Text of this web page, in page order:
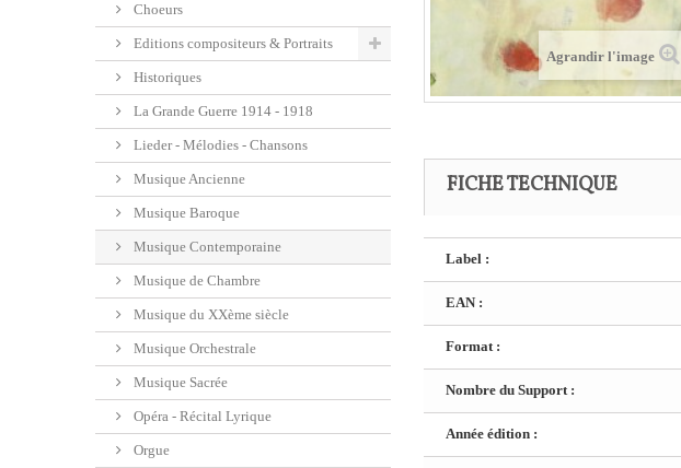
Choeurs
Editions compositeurs & Portraits
Historiques
La Grande Guerre 1914 - 1918
Lieder - Mélodies - Chansons
Musique Ancienne
Musique Baroque
Musique Contemporaine
Musique de Chambre
Musique du XXème siècle
Musique Orchestrale
Musique Sacrée
Opéra - Récital Lyrique
Orgue
Agrandir l'image
FICHE TECHNIQUE
Label :
EAN :
Format :
Nombre du Support :
Année édition :